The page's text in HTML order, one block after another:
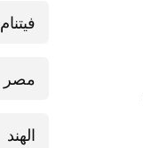
فيتنام
مصر
الهند